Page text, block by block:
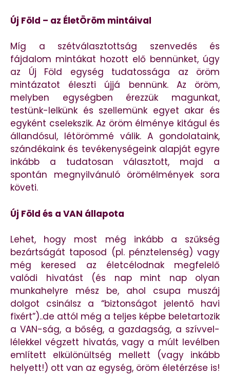
Új Föld – az ÉletÖröm mintáival
Míg a szétválasztottság szenvedés és
fájdalom mintákat hozott elő bennünket, úgy
az Új Föld egység tudatossága az öröm
mintázatot éleszti újjá bennünk. Az öröm,
melyben egységben érezzük magunkat,
testünk-lelkünk és szellemünk egyet akar és
egyként cselekszik. Az öröm élménye kitágul és
állandósul, létörömmé válik. A gondolataink,
szándékaink és tevékenységeink alapját egyre
inkább a tudatosan választott, majd a
spontán megnyilvánuló örömélmények sora
követi.
Új Föld és a VAN állapota
Lehet, hogy most még inkább a szűkség
bezártságát taposod (pl. pénztelenség) vagy
még keresed az életcélodnak megfelelő
valódi hivatást (és nap mint nap olyan
munkahelyre mész be, ahol csupa muszáj
dolgot csinálsz a “biztonságot jelentő havi
fixért”)..de attól még a teljes képbe beletartozik
a VAN-ság, a bőség, a gazdagság, a szívvel-
lélekkel végzett hivatás, vagy a múlt levélben
említett elkülönültség mellett (vagy inkább
helyett!) ott van az egység, öröm életérzése is!